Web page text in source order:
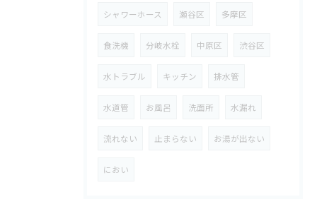
シャワーホース 瀬谷区 多摩区
食洗機 分岐水栓 中原区 渋谷区
水トラブル キッチン 排水管
水道管 お風呂 洗面所 水漏れ
流れない 止まらない お湯が出ない
におい